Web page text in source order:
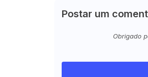
Postar um
Obrigado